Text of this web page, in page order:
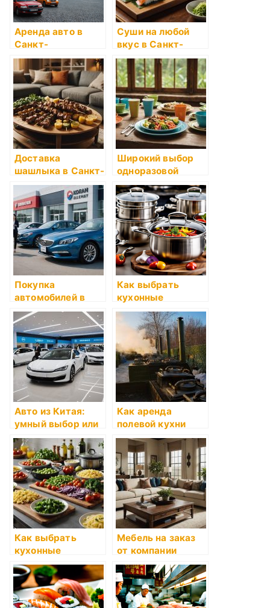
Аренда авто в
Санкт-
Петербурге: Ваш
проводник по
городу
Суши на любой
вкус в Санкт-
Петербурге
Доставка
шашлыка в Санкт-
Петербурге:
Почему выбирают
Шашлык-Хитс
Широкий выбор
одноразовой
бумажной посуды
и тары от KazDI
Group
Покупка
автомобилей в
Корее:
возможности и
преимущества
Как выбрать
кухонные
принадлежности
Авто из Китая:
умный выбор или
рискованное
приобретение?
Как аренда
полевой кухни
превращает
праздник в
неповторимое
событие
Как выбрать
кухонные
устройства для
своей кухни
Мебель на заказ
от компании
Альма-Арте:
Искусство
создания уюта